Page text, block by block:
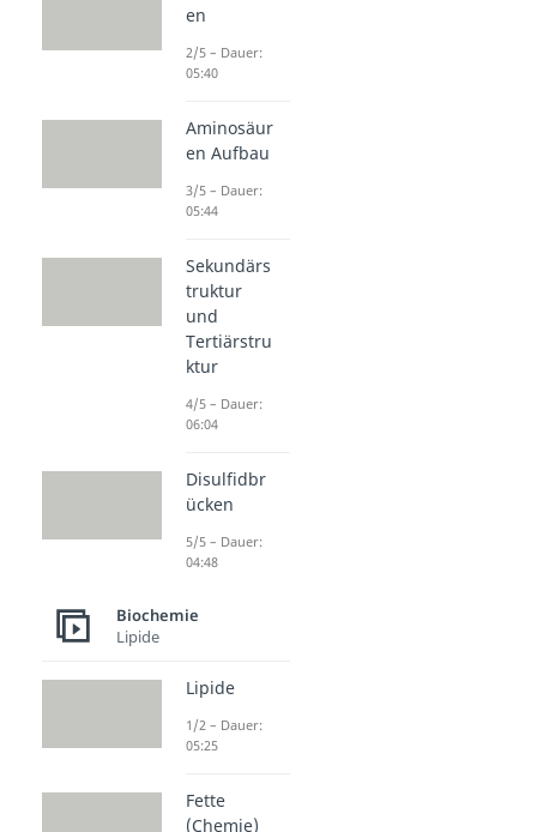
Dauer: 03:58
Dauer: 03:54
Amylose
Lactose
Dauer: 04:16
en
2/5 – Dauer:
05:40
Aminosäur
en Aufbau
3/5 – Dauer:
05:44
Sekundärs
truktur
und
Tertiärstru
ktur
4/5 – Dauer:
06:04
Disulfidbr
ücken
5/5 – Dauer:
04:48
Biochemie
Lipide
Lipide
1/2 – Dauer:
05:25
Fette
(Chemie)